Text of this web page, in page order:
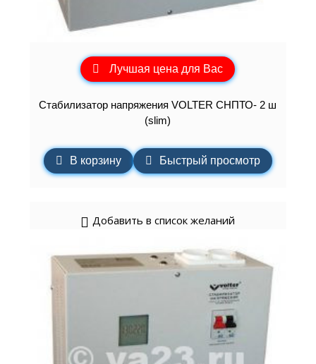
Лучшая цена для Вас
Стабилизатор напряжения VOLTER СНПТО- 2 ш
(slim)
В корзину Быстрый просмотр
Добавить в список желаний